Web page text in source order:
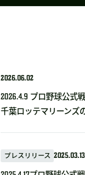
2026.06.02
2026.4.9 プロ野球公式
千葉ロッテマリーンズ
プレスリリース 2025.03.13